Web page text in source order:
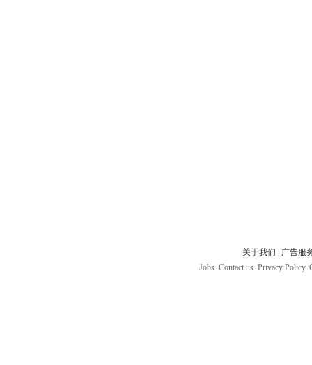
关于我们
广告服
Jobs. Contact us. Privacy